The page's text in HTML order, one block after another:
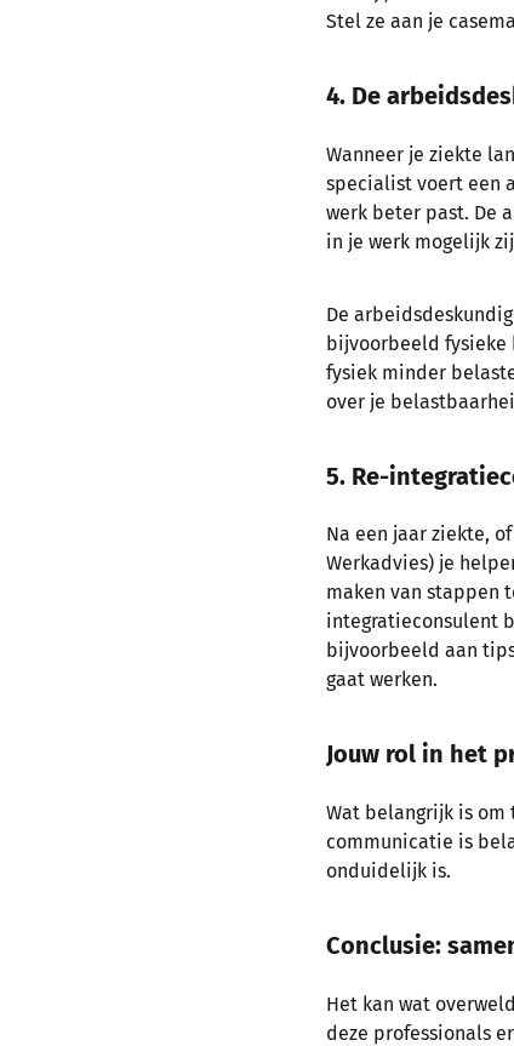
Stel ze aan je
4. De
Wanneer je ziekte
specialist voert een
werk beter past. De
in je werk mogelijk
De
bijvoorbeeld fysieke
fysiek minder
over je
5. Re-
Na een jaar ziekte,
Werkadvies) je
maken van stappen
integratieconsulent
bijvoorbeeld aan
gaat werken.
Jouw rol in het
Wat belangrijk is
communicatie is
onduidelijk is.
Conclusie:
Het kan wat
deze professionals